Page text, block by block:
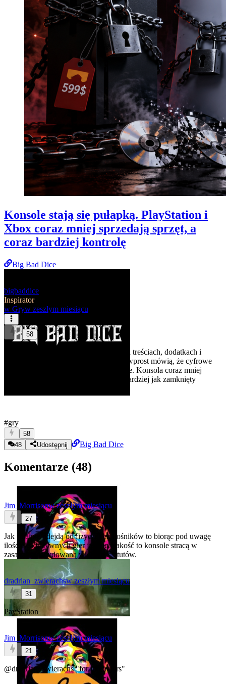
Konsole stają się pułapką. PlayStation i
Xbox coraz mniej sprzedają sprzęt, a
coraz bardziej kontrolę
Big Bad Dice
bigbaddice
Inspirator
w Gryw zeszłym miesiącu
58
Sony zarabia już głównie na cyfrowych treściach, dodatkach i
usługach, Xbox drożeje, a regulaminy wprost mówią, że cyfrowe
gry są licencjonowane, nie sprzedawane. Konsola coraz mniej
wygląda jak sprzęt do grania, a coraz bardziej jak zamknięty
#gry
58
48
Udostępnij Big Bad Dice
Komentarze (48)
Jim_Morrisonw zeszłym miesiącu
27
Jak finalnie odejdą od fizycznych nośników to biorąc pod uwagę
ilość ekskluzywnych gier jak i ich jakość to konsole stracą w
zasadzie zdecydowaną większość atutów.
dradrian_zwierachsw zeszłym miesiącu
31
PayStation
Jim_Morrisonw zeszłym miesiącu
21
@dradrian_zwierachs"for the frajers"